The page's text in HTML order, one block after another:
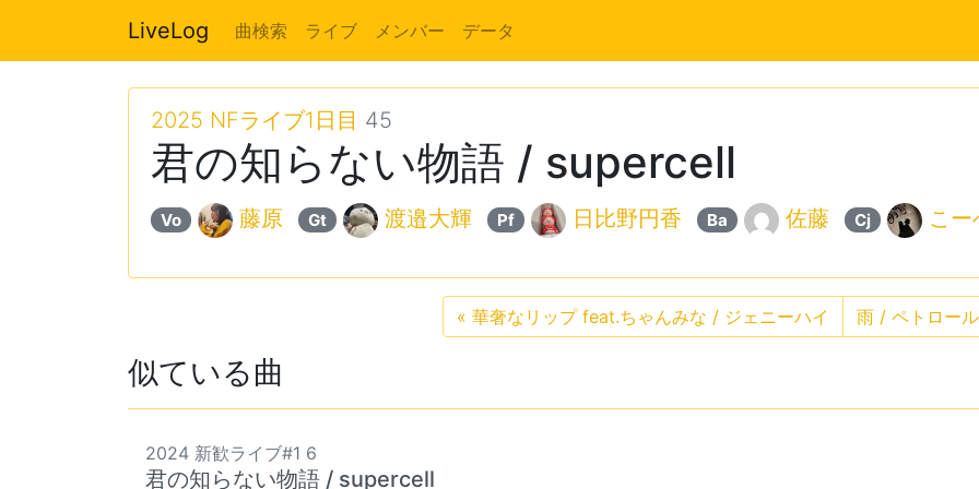
LiveLog 曲検索 ライブ メンバー データ
2025 NFライブ1日目 45
君の知らない物語 / supercell
Vo 藤原 Gt 渡邉大輝 Pf 日比野円香 Ba 佐藤 Cj こー
« 華奢なリップ feat.ちゃんみな / ジェニーハイ 雨 / ペトロー
似ている曲
2024 新歓ライブ#1 6
君の知らない物語 / supercell